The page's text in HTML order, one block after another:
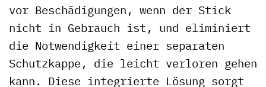
vor Beschädigungen, wenn der Stick
nicht in Gebrauch ist, und eliminiert
die Notwendigkeit einer separaten
Schutzkappe, die leicht verloren gehen
kann. Diese integrierte Lösung sorgt